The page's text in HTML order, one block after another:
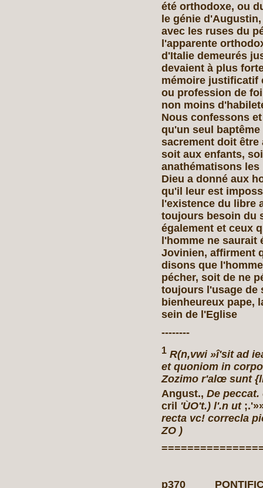
été orthodoxe, ou
le génie
avec les ruses du
l'apparente
d'Italie demeurés
devaient à plus
mémoire justificatif
ou profession de
non moins
Nous confessons
qu'un seul
sacrement doit être
soit aux enfants,
anathématisons
Dieu a donné aux
qu'il leur est
l'existence du libre
toujours besoin du
également et ceux
l'homme ne saurait
Jovinien, affirment
disons que
pécher, soit de ne
toujours l'usage de
bienheureux pape,
sein de l'Eglise
--------
1 R(n,vwi »î'sit ad
et quoniom in
Zozimo r'alœ sunt
Angust., De
cril 'ÙO't.) l'.n ut
recta vc! correcla
ZO )
p370